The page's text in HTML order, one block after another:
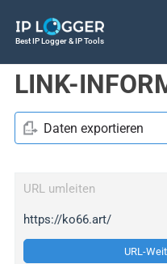
Best IP Logger & IP Tools
LINK-
Daten exportieren
URL umleiten
https://ko66.art/
URL-